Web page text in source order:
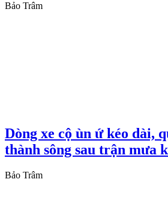
Bảo Trâm
Dòng xe cộ ùn ứ kéo dài,
thành sông sau trận mưa
Bảo Trâm